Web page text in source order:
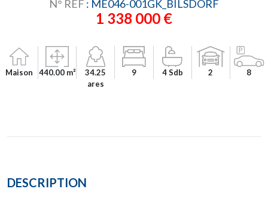
N° RÉF : ME046-001GK_BILSDORF
1 338 000 €
Maison 440.00 m²
34.25
ares
9 4 Sdb 2 8
DESCRIPTION